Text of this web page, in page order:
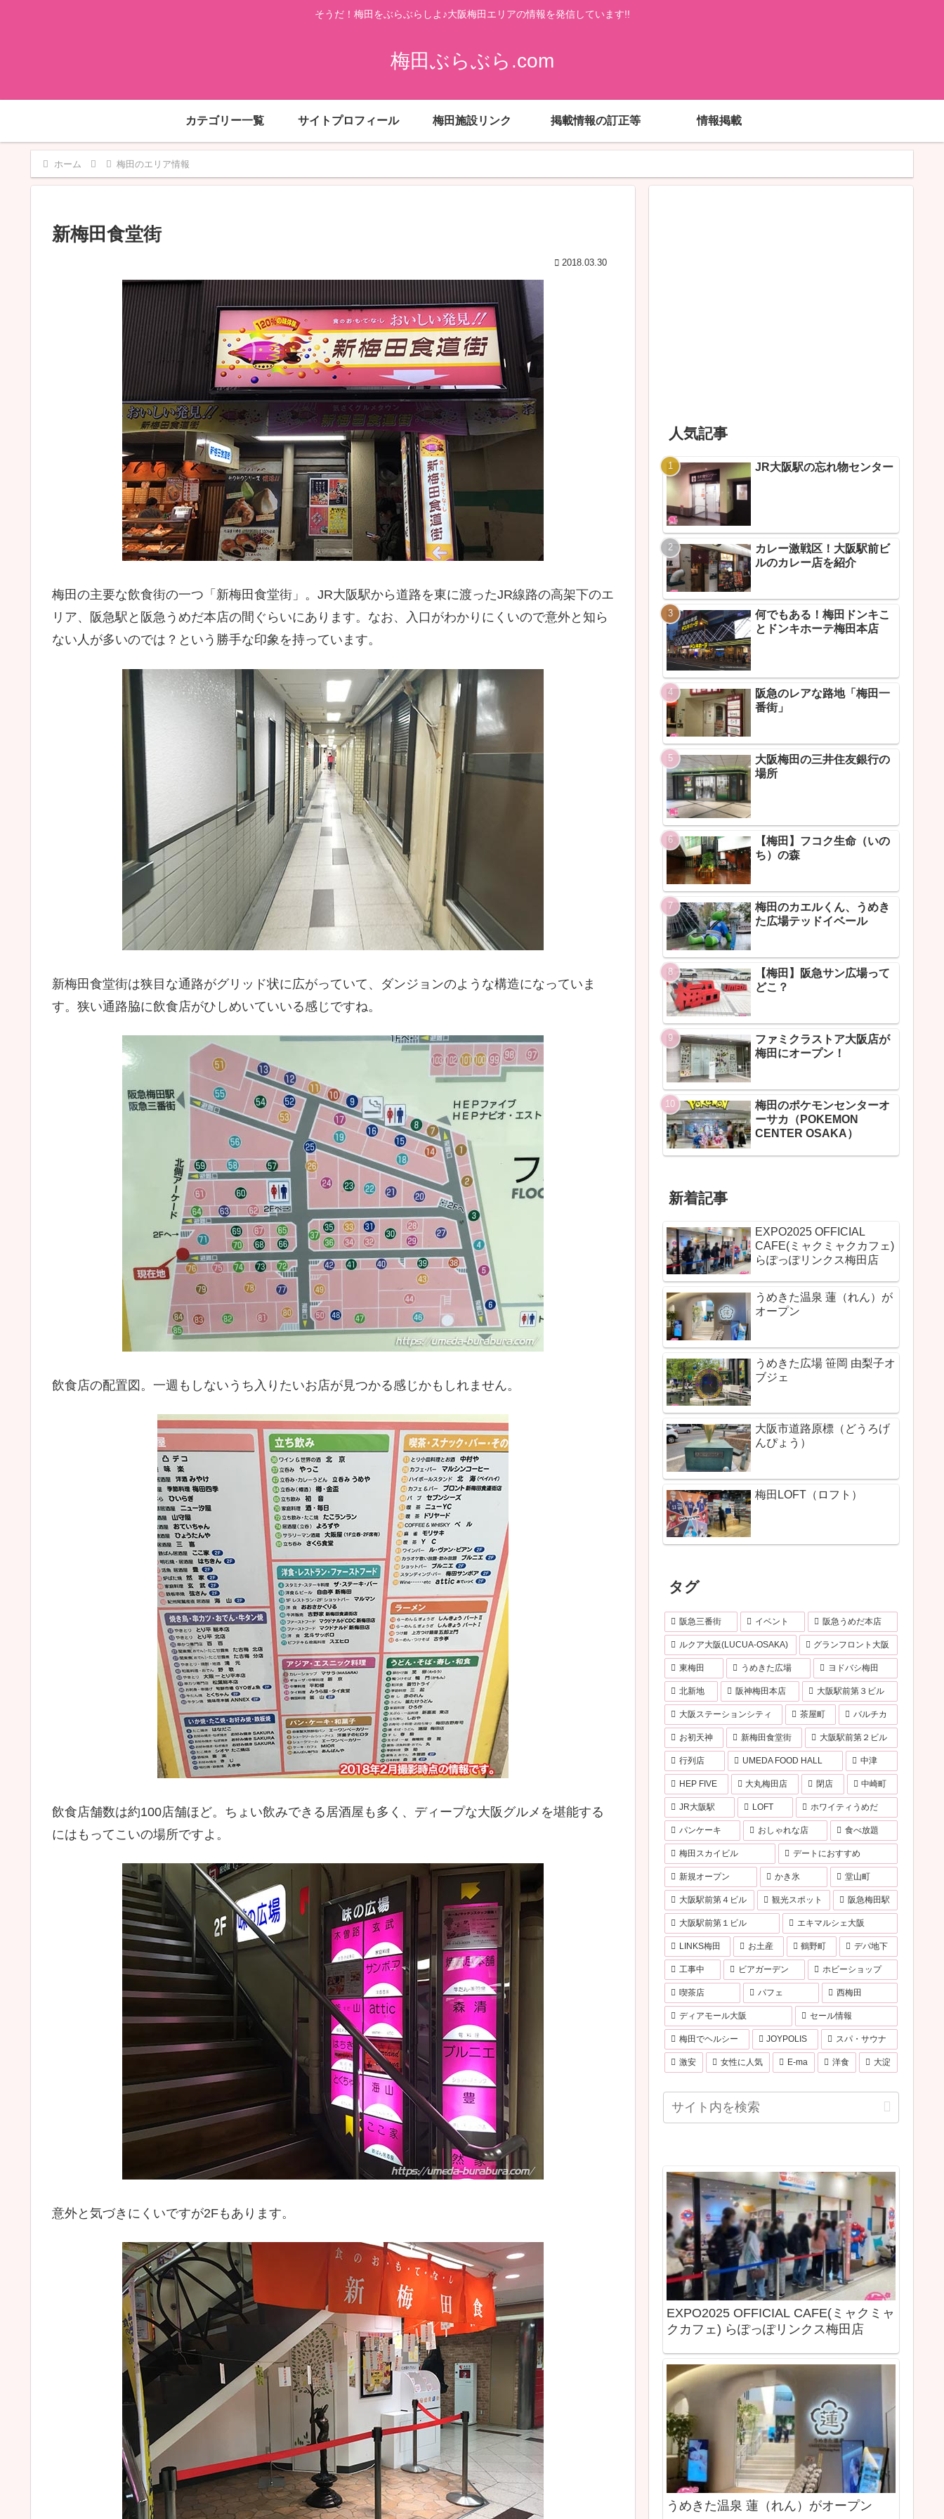
そうだ！梅田をぶらぶらしよ♪大阪梅田エリアの情報を発信しています!!
梅田ぶらぶら.com
カテゴリー一覧 サイトプロフィール 梅田施設リンク 掲載情報の訂正等 情報掲載
ホーム 梅田のエリア情報
新梅田食堂街
2018.03.30
梅田の主要な飲食街の一つ「新梅田食堂街」。JR大阪駅から道路を東に渡ったJR線路の高架下のエ
リア、阪急駅と阪急うめだ本店の間ぐらいにあります。なお、入口がわかりにくいので意外と知ら
ない人が多いのでは？という勝手な印象を持っています。
新梅田食堂街は狭目な通路がグリッド状に広がっていて、ダンジョンのような構造になっていま
す。狭い通路脇に飲食店がひしめいていいる感じですね。
飲食店の配置図。一週もしないうち入りたいお店が見つかる感じかもしれません。
飲食店舗数は約100店舗ほど。ちょい飲みできる居酒屋も多く、ディープな大阪グルメを堪能する
にはもってこいの場所ですよ。
意外と気づきにくいですが2Fもあります。
人気記事
JR大阪駅の忘れ物センター
カレー激戦区！大阪駅前ビ
ルのカレー店を紹介
何でもある！梅田ドンキこ
とドンキホーテ梅田本店
阪急のレアな路地「梅田一
番街」
大阪梅田の三井住友銀行の
場所
【梅田】フコク生命（いの
ち）の森
梅田のカエルくん、うめき
た広場テッドイベール
【梅田】阪急サン広場って
どこ？
ファミクラストア大阪店が
梅田にオープン！
梅田のポケモンセンターオ
ーサカ（POKEMON
CENTER OSAKA）
新着記事
EXPO2025 OFFICIAL
CAFE(ミャクミャクカフェ)
らぽっぽリンクス梅田店
うめきた温泉 蓮（れん）が
オープン
うめきた広場 笹岡 由梨子オ
ブジェ
大阪市道路原標（どうろげ
んぴょう）
梅田LOFT（ロフト）
タグ
阪急三番街 イベント 阪急うめだ本店
ルクア大阪(LUCUA-OSAKA) グランフロント大阪
東梅田 うめきた広場 ヨドバシ梅田
北新地 阪神梅田本店 大阪駅前第３ビル
大阪ステーションシティ 茶屋町 バルチカ
お初天神 新梅田食堂街 大阪駅前第２ビル
行列店 UMEDA FOOD HALL 中津
HEP FIVE 大丸梅田店 閉店 中崎町
JR大阪駅 LOFT ホワイティうめだ
パンケーキ おしゃれな店 食べ放題
梅田スカイビル デートにおすすめ
新規オープン かき氷 堂山町
大阪駅前第４ビル 観光スポット 阪急梅田駅
大阪駅前第１ビル エキマルシェ大阪
LINKS梅田 お土産 鶴野町 デパ地下
工事中 ビアガーデン ホビーショップ
喫茶店 パフェ 西梅田
ディアモール大阪 セール情報
梅田でヘルシー JOYPOLIS スパ・サウナ
激安 女性に人気 E-ma 洋食 大淀
EXPO2025 OFFICIAL CAFE(ミャクミャ
クカフェ) らぽっぽリンクス梅田店
うめきた温泉 蓮（れん）がオープン